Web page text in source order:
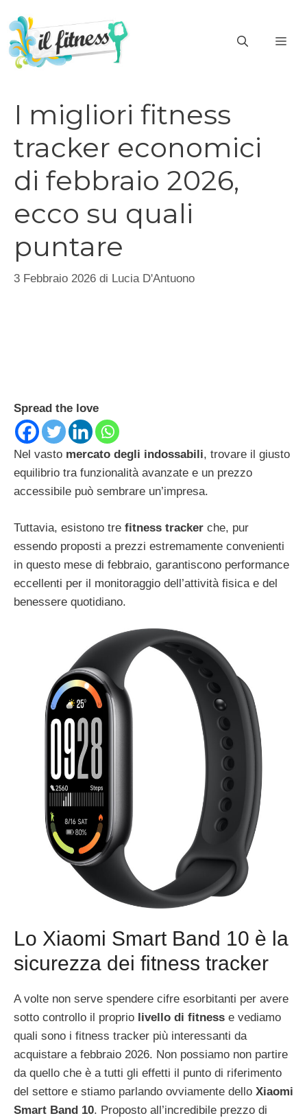
contenuto
I migliori fitness
tracker economici
di febbraio 2026,
ecco su quali
puntare
3 Febbraio 2026 di Lucia D'Antuono
Spread the love
Nel vasto mercato degli indossabili, trovare il giusto
equilibrio tra funzionalità avanzate e un prezzo
accessibile può sembrare un’impresa.
Tuttavia, esistono tre fitness tracker che, pur
essendo proposti a prezzi estremamente convenienti
in questo mese di febbraio, garantiscono performance
eccellenti per il monitoraggio dell’attività fisica e del
benessere quotidiano.
Lo Xiaomi Smart Band 10 è la
sicurezza dei fitness tracker
A volte non serve spendere cifre esorbitanti per avere
sotto controllo il proprio livello di fitness e vediamo
quali sono i fitness tracker più interessanti da
acquistare a febbraio 2026. Non possiamo non partire
da quello che è a tutti gli effetti il punto di riferimento
del settore e stiamo parlando ovviamente dello Xiaomi
Smart Band 10. Proposto all’incredibile prezzo di